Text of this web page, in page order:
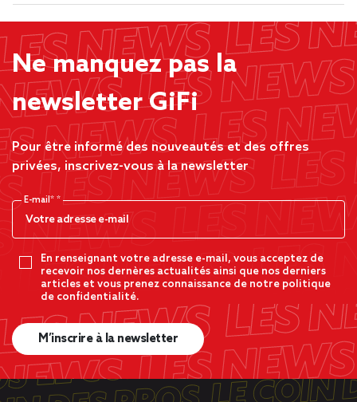
Ne manquez pas la
newsletter GiFi
Pour être informé des nouveautés et des offres
privées, inscrivez-vous à la newsletter
E-mail*
En renseignant votre adresse e-mail, vous acceptez de
recevoir nos dernères actualités ainsi que nos derniers
articles et vous prenez connaissance de notre politique
de confidentialité.
M’inscrire à la newsletter